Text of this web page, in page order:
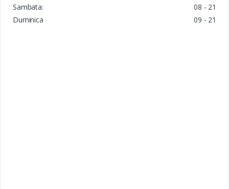
Sambata:
08 - 21
Duminica
09 - 21